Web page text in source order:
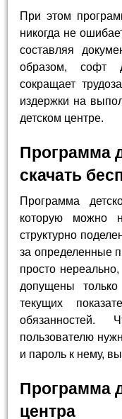
При этом
никогда не
составляя
образом, софт
сокращает
издержки на
детском центре.
Программа
скачать
Программа
которую можно
структурно
за определенные
просто
допущены
текущих
пользователю
и пароль к нему,
Программа
центра